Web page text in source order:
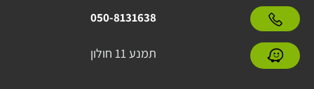
050-8131638
תמנע 11 חולון